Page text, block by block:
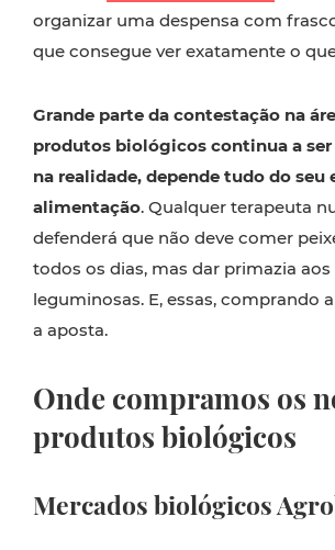
organizar uma despensa com
que consegue ver exatamente o
Grande parte da contestação na
produtos biológicos continua a ser
na realidade, depende tudo do seu
alimentação. Qualquer terapeuta
defenderá que não deve comer
todos os dias, mas dar primazia aos
leguminosas. E, essas, comprando
a aposta.
Onde compramos os
produtos biológicos
Mercados biológicos